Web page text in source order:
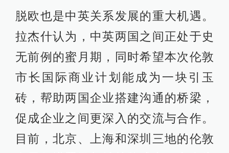
脱欧也是中英关系发展的重大机遇。
拉杰什认为，中英两国之间正处于史
无前例的蜜月期，同时希望本次伦敦
市长国际商业计划能成为一块引玉
砖，帮助两国企业搭建沟通的桥梁，
促成企业之间更深入的交流与合作。
目前，北京、上海和深圳三地的伦敦